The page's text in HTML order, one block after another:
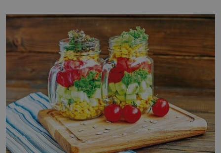
blonďaté vlásky. Fakt, že jsou těla dávných lidí nesmírně
dobře zachovalá, přičítají odborníci zdejším klimatickým
podmínkám. Sucho, prosolené písky a extrémně